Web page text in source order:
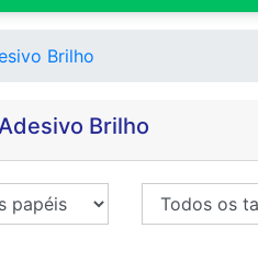
Brilho
Brilho